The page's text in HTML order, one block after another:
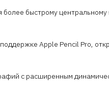
быстрому
Apple Pencil Pro,
с расширенным